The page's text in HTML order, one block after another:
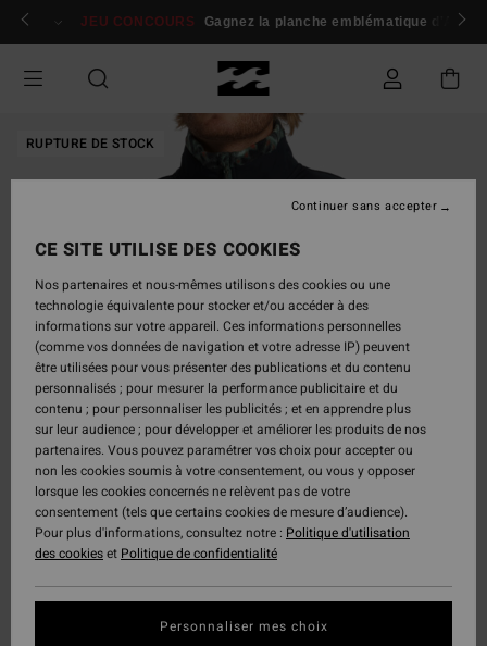
Passer
Se connecter / s'inscrire
JEU CONCOURS Gagnez la planche emblématique d'Andy
RUPTURE DE STOCK
CE SITE UTILISE DES COOKIES
Nos partenaires et nous-mêmes utilisons des cookies ou une
technologie équivalente pour stocker et/ou accéder à des
informations sur votre appareil. Ces informations personnelles
(comme vos données de navigation et votre adresse IP) peuvent
être utilisées pour vous présenter des publications et du contenu
personnalisés ; pour mesurer la performance publicitaire et du
contenu ; pour personnaliser les publicités ; et en apprendre plus
sur leur audience ; pour développer et améliorer les produits de nos
partenaires. Vous pouvez paramétrer vos choix pour accepter ou
non les cookies soumis à votre consentement, ou vous y opposer
lorsque les cookies concernés ne relèvent pas de votre
consentement (tels que certains cookies de mesure d’audience).
Pour plus d'informations, consultez notre : Politique d'utilisation
des cookieset Politique de confidentialité
Personnaliser mes choix
Continuer sans accepter